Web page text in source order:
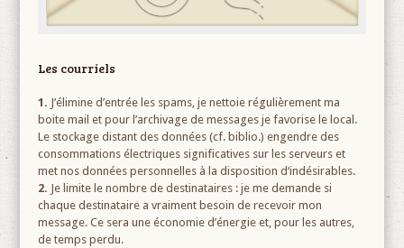
Les courriels
1. J’élimine d’entrée les spams, je nettoie régulièrement ma
boite mail et pour l’archivage de messages je favorise le local.
Le stockage distant des données (cf. biblio.) engendre des
consommations électriques significatives sur les serveurs et
met nos données personnelles à la disposition d‘indésirables.
2. Je limite le nombre de destinataires : je me demande si
chaque destinataire a vraiment besoin de recevoir mon
message. Ce sera une économie d’énergie et, pour les autres,
de temps perdu.